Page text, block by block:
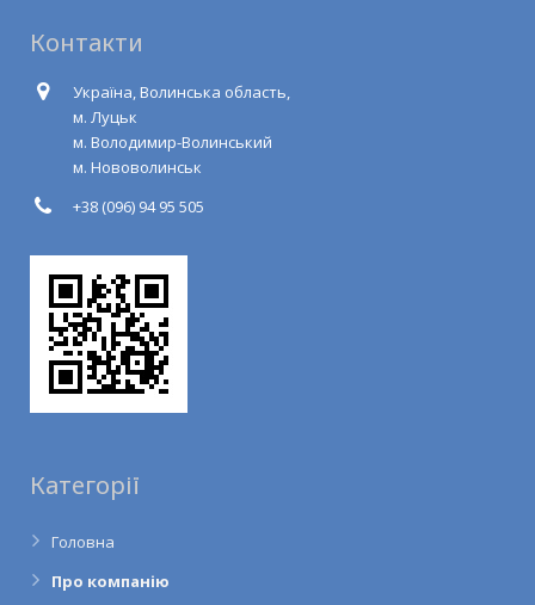
Контакти
Україна, Волинська область,
м. Луцьк
м. Володимир-Волинський
м. Нововолинськ
+38 (096) 94 95 505
Категорії
Головна
Про компанію